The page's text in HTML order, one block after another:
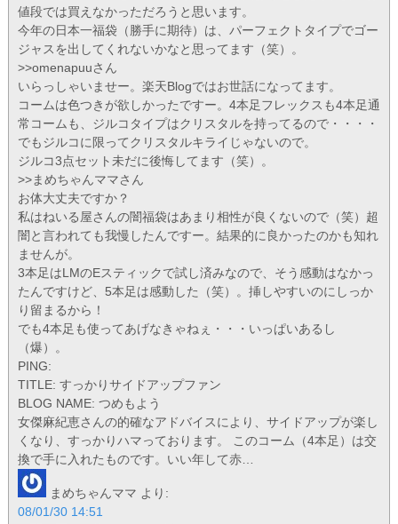
値段では買えなかっただろうと思います。
今年の日本一福袋（勝手に期待）は、パーフェクトタイプでゴー
ジャスを出してくれないかなと思ってます（笑）。
>>omenapuuさん
いらっしゃいませー。楽天Blogではお世話になってます。
コームは色つきが欲しかったですー。4本足フレックスも4本足通
常コームも、ジルコタイプはクリスタルを持ってるので・・・・
でもジルコに限ってクリスタルキライじゃないので。
ジルコ3点セット未だに後悔してます（笑）。
>>まめちゃんママさん
お体大丈夫ですか？
私はねいる屋さんの闇福袋はあまり相性が良くないので（笑）超
闇と言われても我慢したんですー。結果的に良かったのかも知れ
ませんが。
3本足はLMのEスティックで試し済みなので、そう感動はなかっ
たんですけど、5本足は感動した（笑）。挿しやすいのにしっか
り留まるから！
でも4本足も使ってあげなきゃねぇ・・・いっぱいあるし
（爆）。
PING:
TITLE: すっかりサイドアップファン
BLOG NAME: つめもよう
女傑麻紀恵さんの的確なアドバイスにより、サイドアップが楽し
くなり、すっかりハマっております。 このコーム（4本足）は交
換で手に入れたものです。いい年して赤…
まめちゃんママ より:
08/01/30 14:51